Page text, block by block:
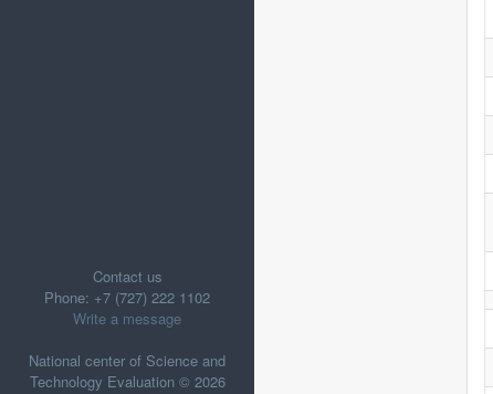
Contact us
Phone: +7 (727) 222 1102
Write a message
National center of Science and
Technology Evaluation © 2026